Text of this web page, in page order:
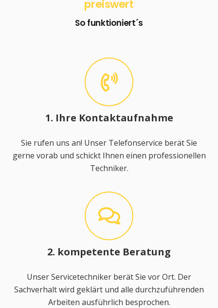
preiswert
So funktioniert´s
1. Ihre Kontaktaufnahme
Sie rufen uns an! Unser Telefonservice berät Sie
gerne vorab und schickt Ihnen einen professionellen
Techniker.
2. kompetente Beratung
Unser Servicetechniker berät Sie vor Ort. Der
Sachverhalt wird geklärt und alle durchzuführenden
Arbeiten ausführlich besprochen.